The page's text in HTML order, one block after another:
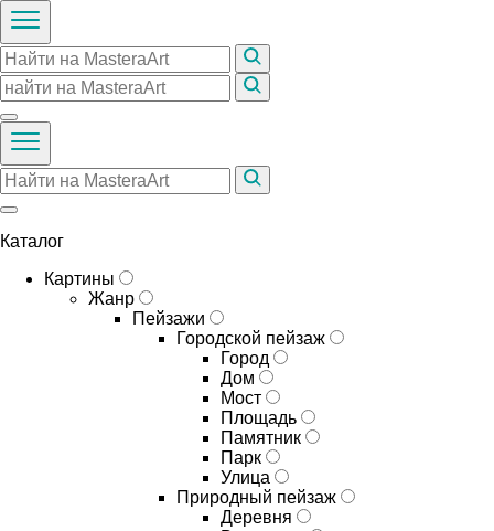
Каталог
Картины
Жанр
Пейзажи
Городской пейзаж
Город
Дом
Мост
Площадь
Памятник
Парк
Улица
Природный пейзаж
Деревня